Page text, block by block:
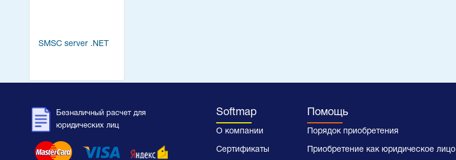
SMSC server .NET
Безналичный расчет для
юридических лиц
Softmap
О компании
Сертификаты
Помощь
Порядок приобретения
Приобретение как юридическое лицо